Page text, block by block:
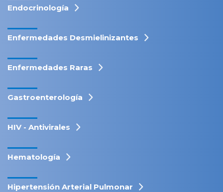
Endocrinología
Enfermedades Desmielinizantes
Enfermedades Raras
Gastroenterología
HIV - Antivirales
Hematología
Hipertensión Arterial Pulmonar